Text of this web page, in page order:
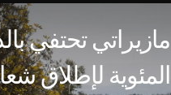
مازيراتي تحتفي
المئوية لإطلاق